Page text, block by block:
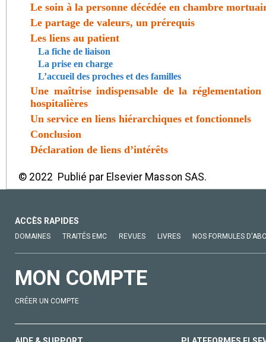
Le soin à la personne décédée en chambre
Le partage de valeurs, un prérequis
Les liens au patient
La fiche de liaison
La prise en charge
L’accueil des proches et des familles
Une maîtrise indispensable de la
hospitalières
Un service en liens hiérarchiques et fonctionnels
Conclusion
Déclaration de liens d’intérêts
© 2022 Publié par Elsevier Masson SAS.
ACCÈS RAPIDES
DOMAINES TRAITÉS EMC REVUES LIVRES NOS FORMULES
MON COMPTE
CRÉER UN COMPTE